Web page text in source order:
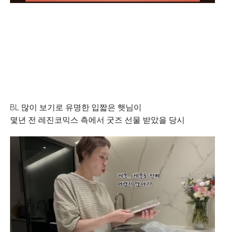
BL 많이 보기로 유명한 입짧은 햇님이
몇년 전 레진코믹스 측에서 굿즈 선물 받았을 당시